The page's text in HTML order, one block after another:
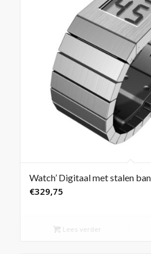
Watch’ Digitaal met stalen
€329,75
Lees verder